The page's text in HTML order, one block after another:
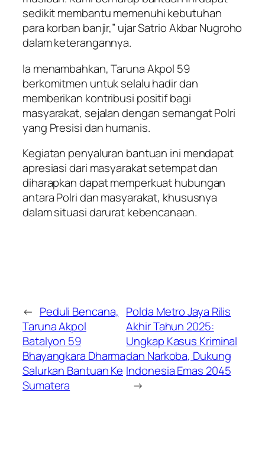
sedikit membantu memenuhi kebutuhan
para korban banjir,” ujar Satrio Akbar Nugroho
dalam keterangannya.
Ia menambahkan, Taruna Akpol 59
berkomitmen untuk selalu hadir dan
memberikan kontribusi positif bagi
masyarakat, sejalan dengan semangat Polri
yang Presisi dan humanis.
Kegiatan penyaluran bantuan ini mendapat
apresiasi dari masyarakat setempat dan
diharapkan dapat memperkuat hubungan
antara Polri dan masyarakat, khususnya
dalam situasi darurat kebencanaan.
← Peduli Bencana,
Taruna Akpol
Batalyon 59
Bhayangkara Dharma
Salurkan Bantuan Ke
Sumatera
Polda Metro Jaya Rilis
Akhir Tahun 2025:
Ungkap Kasus Kriminal
dan Narkoba, Dukung
Indonesia Emas 2045
→